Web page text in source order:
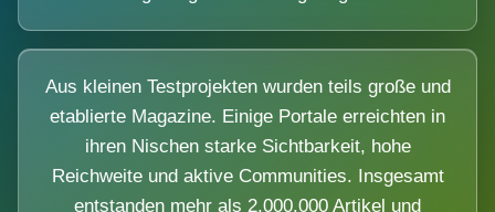
Aus kleinen Testprojekten wurden teils große und
etablierte Magazine. Einige Portale erreichten in
ihren Nischen starke Sichtbarkeit, hohe
Reichweite und aktive Communities. Insgesamt
entstanden mehr als 2.000.000 Artikel und